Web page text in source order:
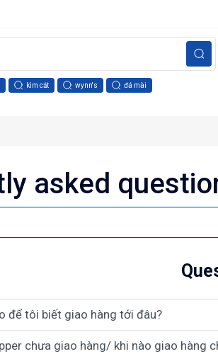
kìm cắt wynn's đá mài
asked
để tôi biết giao hàng tới đâu?
chưa giao hàng/ khi nào giao hàng